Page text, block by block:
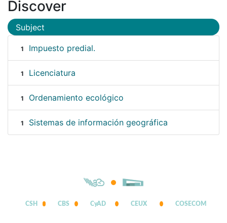
Discover
Subject
1 Impuesto predial.
1 Licenciatura
1 Ordenamiento ecológico
1 Sistemas de información geográfica
CSH CBS CyAD CEUX COSECOM